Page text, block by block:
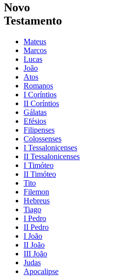
Novo
Testamento
Mateus
Marcos
Lucas
João
Atos
Romanos
I Coríntios
II Coríntios
Gálatas
Efésios
Filipenses
Colossenses
I Tessalonicenses
II Tessalonicenses
I Timóteo
II Timóteo
Tito
Filemon
Hebreus
Tiago
I Pedro
II Pedro
I João
II João
III João
Judas
Apocalipse